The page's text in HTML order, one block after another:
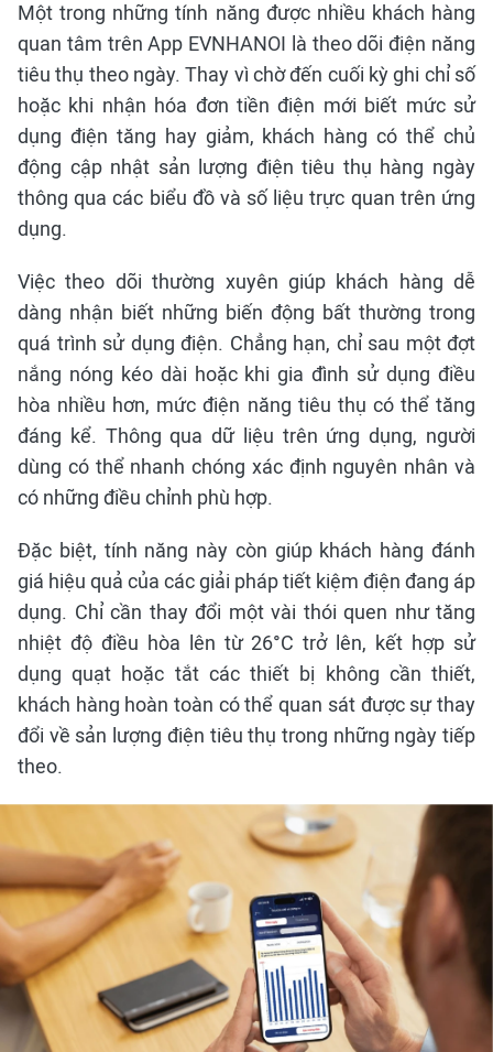
Một trong những tính năng được nhiều khách hàng
quan tâm trên App EVNHANOI là theo dõi điện năng
tiêu thụ theo ngày. Thay vì chờ đến cuối kỳ ghi chỉ số
hoặc khi nhận hóa đơn tiền điện mới biết mức sử
dụng điện tăng hay giảm, khách hàng có thể chủ
động cập nhật sản lượng điện tiêu thụ hàng ngày
thông qua các biểu đồ và số liệu trực quan trên ứng
dụng.
Việc theo dõi thường xuyên giúp khách hàng dễ
dàng nhận biết những biến động bất thường trong
quá trình sử dụng điện. Chẳng hạn, chỉ sau một đợt
nắng nóng kéo dài hoặc khi gia đình sử dụng điều
hòa nhiều hơn, mức điện năng tiêu thụ có thể tăng
đáng kể. Thông qua dữ liệu trên ứng dụng, người
dùng có thể nhanh chóng xác định nguyên nhân và
có những điều chỉnh phù hợp.
Đặc biệt, tính năng này còn giúp khách hàng đánh
giá hiệu quả của các giải pháp tiết kiệm điện đang áp
dụng. Chỉ cần thay đổi một vài thói quen như tăng
nhiệt độ điều hòa lên từ 26°C trở lên, kết hợp sử
dụng quạt hoặc tắt các thiết bị không cần thiết,
khách hàng hoàn toàn có thể quan sát được sự thay
đổi về sản lượng điện tiêu thụ trong những ngày tiếp
theo.